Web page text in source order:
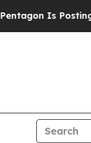
Posting Cryptic